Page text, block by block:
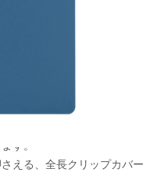
れた机上スペースの有効活
す。
える、全長クリップカバー